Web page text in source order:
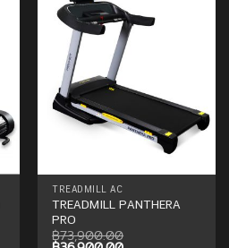
TREADMILL AC
TREADMILL PANTHERA
PRO
฿73,900.00